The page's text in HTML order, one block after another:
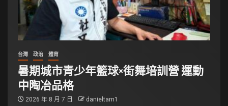
台灣 政治 體育
暑期城市青少年籃球×街舞培訓營 運動
中陶冶品格
2026 年 8 月 7 日 danieltarn1